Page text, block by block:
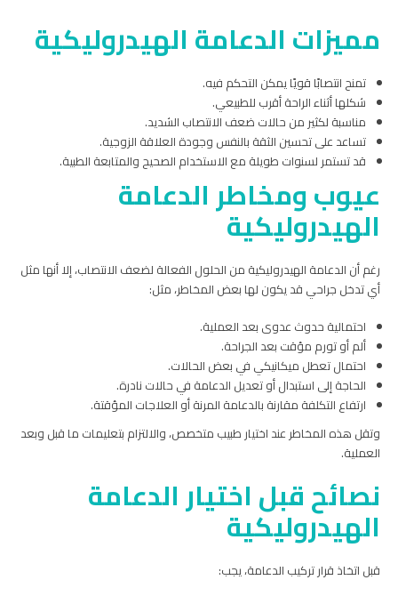
مميزات الدعامة الهيدروليكية
تمنح انتصابًا قويًا يمكن التحكم فيه.
شكلها أثناء الراحة أقرب للطبيعي.
مناسبة لكثير من حالات ضعف الانتصاب الشديد.
تساعد على تحسين الثقة بالنفس وجودة العلاقة الزوجية.
قد تستمر لسنوات طويلة مع الاستخدام الصحيح والمتابعة الطبية.
عيوب ومخاطر الدعامة
الهيدروليكية
رغم أن الدعامة الهيدروليكية من الحلول الفعالة لضعف الانتصاب، إلا أنها مثل
أي تدخل جراحي قد يكون لها بعض المخاطر، مثل:
احتمالية حدوث عدوى بعد العملية.
ألم أو تورم مؤقت بعد الجراحة.
احتمال تعطل ميكانيكي في بعض الحالات.
الحاجة إلى استبدال أو تعديل الدعامة في حالات نادرة.
ارتفاع التكلفة مقارنة بالدعامة المرنة أو العلاجات المؤقتة.
وتقل هذه المخاطر عند اختيار طبيب متخصص، والالتزام بتعليمات ما قبل وبعد
العملية.
نصائح قبل اختيار الدعامة
الهيدروليكية
قبل اتخاذ قرار تركيب الدعامة، يجب: